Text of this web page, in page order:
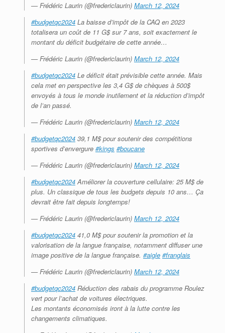
— Frédéric Laurin (@fredericlaurin) March 12, 2024
#budgetqc2024 La baisse d’impôt de la CAQ en 2023
totalisera un coût de 11 G$ sur 7 ans, soit exactement le
montant du déficit budgétaire de cette année…
— Frédéric Laurin (@fredericlaurin) March 12, 2024
#budgetqc2024 Le déficit était prévisible cette année. Mais
cela met en perspective les 3,4 G$ de chèques à 500$
envoyés à tous le monde inutilement et la réduction d’impôt
de l’an passé.
— Frédéric Laurin (@fredericlaurin) March 12, 2024
#budgetqc2024 39,1 M$ pour soutenir des compétitions
sportives d’envergure #kings #boucane
— Frédéric Laurin (@fredericlaurin) March 12, 2024
#budgetqc2024Améliorer la couverture cellulaire: 25 M$ de
plus. Un classique de tous les budgets depuis 10 ans… Ça
devrait être fait depuis longtemps!
— Frédéric Laurin (@fredericlaurin) March 12, 2024
#budgetqc2024 41,0 M$ pour soutenir la promotion et la
valorisation de la langue française, notamment diffuser une
image positive de la langue française. #aigle #franglais
— Frédéric Laurin (@fredericlaurin) March 12, 2024
#budgetqc2024 Réduction des rabais du programme Roulez
vert pour l’achat de voitures électriques.
Les montants économisés iront à la lutte contre les
changements climatiques.